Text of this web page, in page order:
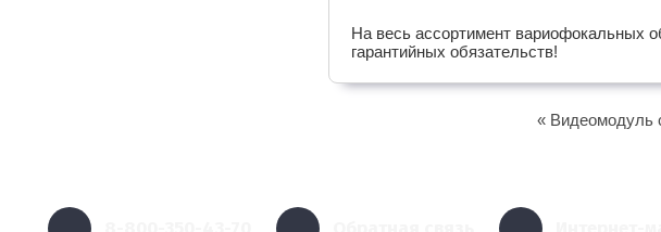
На весь ассортимент вариофокальных
гарантийных обязательств!
« Видеомодуль